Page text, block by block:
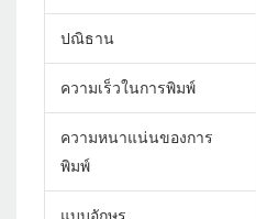
ปณิธาน
ความเร็วในการพิมพ์
ความหนาแน่นของการ
พิมพ์